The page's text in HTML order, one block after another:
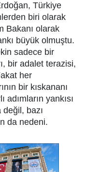
Türkiye
biri olarak
Bakanı olarak
büyük olmuştu.
sadece bir
bir adalet terazisi,
her
bir kıskananı
adımların yankısı
değil, bazı
da nedeni.